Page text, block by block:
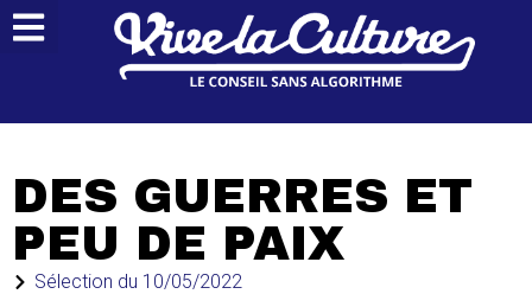
DES GUERRES ET
PEU DE PAIX
Sélection du 10/05/2022